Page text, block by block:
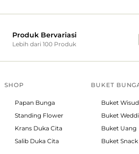
Produk Bervariasi
Lebih dari 100 Produk
SHOP
Papan Bunga
Standing Flower
Krans Duka Cita
Salib Duka Cita
BUKET
Buket
Buket
Buket Uang
Buket Snack